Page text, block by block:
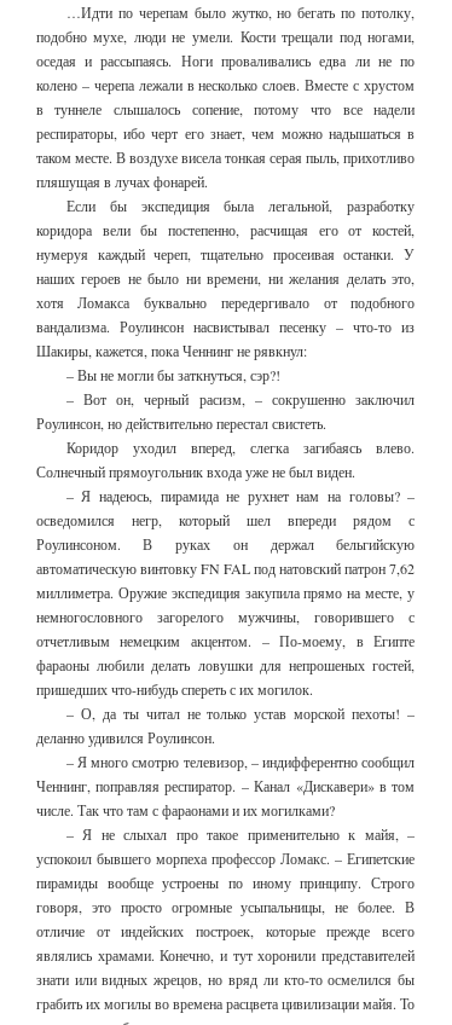
…Идти по черепам было жутко, но бегать по потолку,
подобно мухе, люди не умели. Кости трещали под ногами,
оседая и рассыпаясь. Ноги проваливались едва ли не по
колено – черепа лежали в несколько слоев. Вместе с хрустом
в туннеле слышалось сопение, потому что все надели
респираторы, ибо черт его знает, чем можно надышаться в
таком месте. В воздухе висела тонкая серая пыль, прихотливо
пляшущая в лучах фонарей.
Если бы экспедиция была легальной, разработку
коридора вели бы постепенно, расчищая его от костей,
нумеруя каждый череп, тщательно просеивая останки. У
наших героев не было ни времени, ни желания делать это,
хотя Ломакса буквально передергивало от подобного
вандализма. Роулинсон насвистывал песенку – что-то из
Шакиры, кажется, пока Ченнинг не рявкнул:
– Вы не могли бы заткнуться, сэр?!
– Вот он, черный расизм, – сокрушенно заключил
Роулинсон, но действительно перестал свистеть.
Коридор уходил вперед, слегка загибаясь влево.
Солнечный прямоугольник входа уже не был виден.
– Я надеюсь, пирамида не рухнет нам на головы? –
осведомился негр, который шел впереди рядом с
Роулинсоном. В руках он держал бельгийскую
автоматическую винтовку FN FAL под натовский патрон 7,62
миллиметра. Оружие экспедиция закупила прямо на месте, у
немногословного загорелого мужчины, говорившего с
отчетливым немецким акцентом. – По-моему, в Египте
фараоны любили делать ловушки для непрошеных гостей,
пришедших что-нибудь спереть с их могилок.
– О, да ты читал не только устав морской пехоты! –
деланно удивился Роулинсон.
– Я много смотрю телевизор, – индифферентно сообщил
Ченнинг, поправляя респиратор. – Канал «Дискавери» в том
числе. Так что там с фараонами и их могилками?
– Я не слыхал про такое применительно к майя, –
успокоил бывшего морпеха профессор Ломакс. – Египетские
пирамиды вообще устроены по иному принципу. Строго
говоря, это просто огромные усыпальницы, не более. В
отличие от индейских построек, которые прежде всего
являлись храмами. Конечно, и тут хоронили представителей
знати или видных жрецов, но вряд ли кто-то осмелился бы
грабить их могилы во времена расцвета цивилизации майя. То